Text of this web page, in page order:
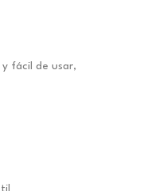
fácil de usar,